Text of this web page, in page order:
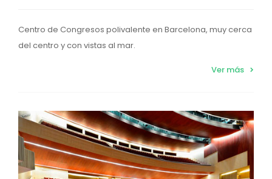
Centro de Congresos polivalente en Barcelona, muy cerca
del centro y con vistas al mar.
Ver más